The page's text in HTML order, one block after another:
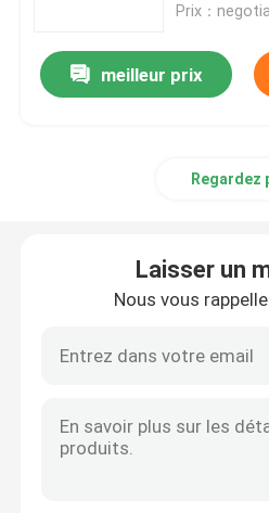
Aperçu
Produits
Prix：
meilleur prix
Regardez
Laisser un
Nous vous